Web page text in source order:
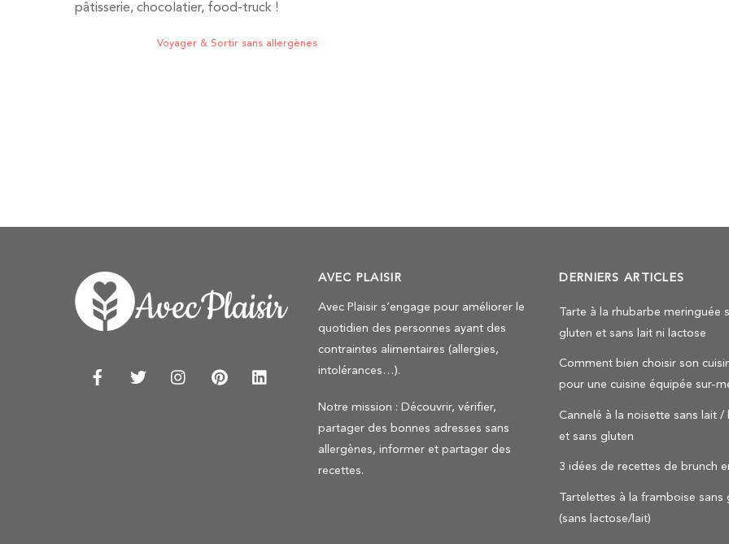
pâtisserie, chocolatier, food-truck !
Voyager & Sortir sans allergènes
AVEC PLAISIR
Avec Plaisir s’engage pour améliorer le
quotidien des personnes ayant des
contraintes alimentaires (allergies,
intolérances…).
Notre mission : Découvrir, vérifier,
partager des bonnes adresses sans
allergènes, informer et partager des
recettes.
DERNIERS ARTICLES
Tarte à la rhubarbe meringuée
gluten et sans lait ni lactose
Comment bien choisir son
pour une cuisine équipée sur-
Cannelé à la noisette sans lait /
et sans gluten
3 idées de recettes de brunch
Tartelettes à la framboise sans
(sans lactose/lait)